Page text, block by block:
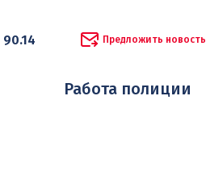
90.14 Предложить новость
Работа полиции